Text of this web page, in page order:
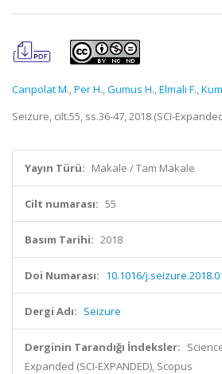
Canpolat M.,Per H.,Gumus H.,Elmali F.,
Seizure, cilt.55, ss.36-47, 2018 (SCI-
Yayın Türü: Makale / Tam Makale
Cilt numarası: 55
Basım Tarihi: 2018
Doi Numarası: 10.1016/
Dergi Adı: Seizure
Derginin Tarandığı İndeksler:
Expanded (SCI-EXPANDED), Scopus